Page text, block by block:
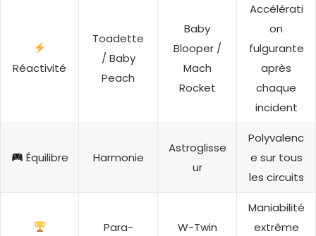
Réactivité
Toadette
/ Baby
Peach
Baby
Blooper /
Mach
Rocket
Accélérati
on
fulgurante
après
chaque
incident
Équilibre Harmonie
Astroglisse
ur
Polyvalenc
e sur tous
les circuits
Para-
W-Twin
Maniabilité
extrême